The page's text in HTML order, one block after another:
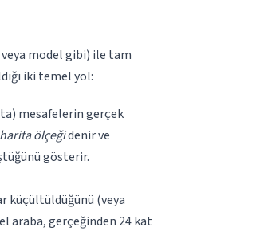
model gibi) ile tam
iki temel yol:
mesafelerin gerçek
harita ölçeğidenir ve
gösterir.
küçültüldüğünü (veya
araba, gerçeğinden 24 kat